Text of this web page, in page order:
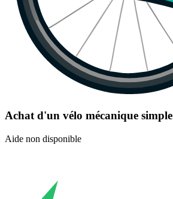
Achat d'un vélo mécanique simple
Aide non disponible